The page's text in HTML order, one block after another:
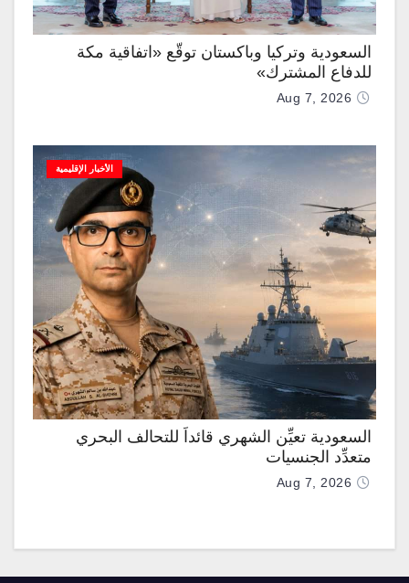
السعودية وتركيا وباكستان توقّع «اتفاقية مكة
للدفاع المشترك»
Aug 7, 2026
الأخبار الإقليمية
السعودية تعيِّن الشهري قائداً للتحالف البحري
متعدِّد الجنسيات
Aug 7, 2026